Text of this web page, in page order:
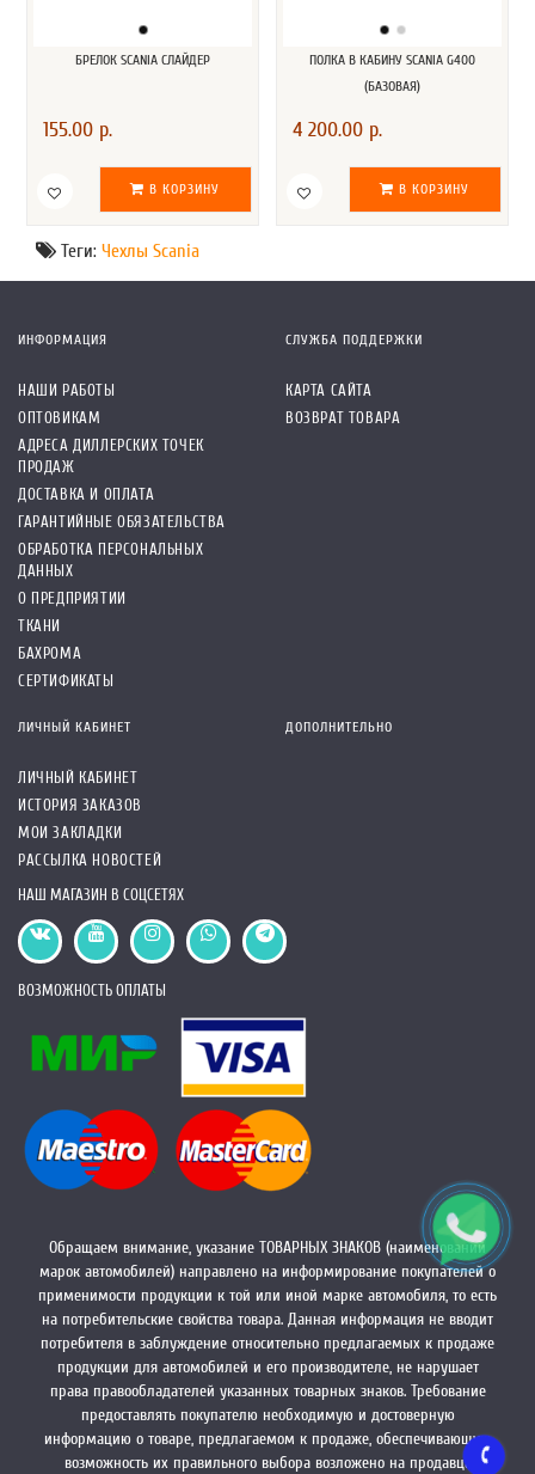
БРЕЛОК SCANIA СЛАЙДЕР
155.00 р.
В КОРЗИНУ
ПОЛКА В КАБИНУ SCANIA G400
(БАЗОВАЯ)
4 200.00 р.
В КОРЗИНУ
Теги: Чехлы Scania
ИНФОРМАЦИЯ
НАШИ РАБОТЫ
ОПТОВИКАМ
АДРЕСА ДИЛЛЕРСКИХ ТОЧЕК
ПРОДАЖ
ДОСТАВКА И ОПЛАТА
ГАРАНТИЙНЫЕ ОБЯЗАТЕЛЬСТВА
ОБРАБОТКА ПЕРСОНАЛЬНЫХ
ДАННЫХ
О ПРЕДПРИЯТИИ
ТКАНИ
БАХРОМА
СЕРТИФИКАТЫ
СЛУЖБА ПОДДЕРЖКИ
КАРТА САЙТА
ВОЗВРАТ ТОВАРА
ЛИЧНЫЙ КАБИНЕТ
ЛИЧНЫЙ КАБИНЕТ
ИСТОРИЯ ЗАКАЗОВ
МОИ ЗАКЛАДКИ
РАССЫЛКА НОВОСТЕЙ
ДОПОЛНИТЕЛЬНО
НАШ МАГАЗИН В СОЦСЕТЯХ
ВОЗМОЖНОСТЬ ОПЛАТЫ
Обращаем внимание, указание ТОВАРНЫХ ЗНАКОВ (наименований
марок автомобилей) направлено на информирование покупателей о
применимости продукции к той или иной марке автомобиля, то есть
на потребительские свойства товара. Данная информация не вводит
потребителя в заблуждение относительно предлагаемых к продаже
продукции для автомобилей и его производителе, не нарушает
права правообладателей указанных товарных знаков. Требование
предоставлять покупателю необходимую и достоверную
информацию о товаре, предлагаемом к продаже, обеспечивающую
возможность их правильного выбора возложено на продавца